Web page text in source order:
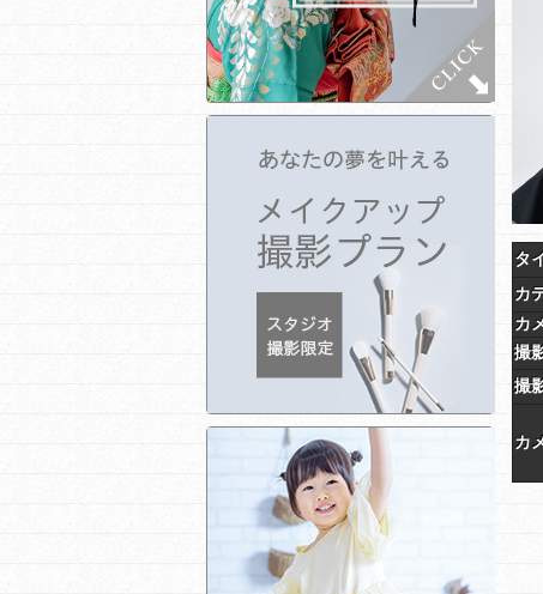
タ
カ
カ
撮
撮
カ